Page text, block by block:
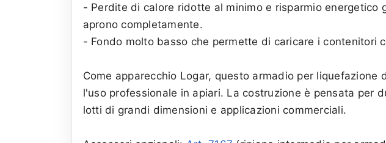
- Perdite di calore ridotte al minimo e risparmio
aprono completamente.
- Fondo molto basso che permette di caricare i contenitori
Come apparecchio Logar, questo armadio per
l'uso professionale in apiari. La costruzione è pensata
lotti di grandi dimensioni e applicazioni commerciali.